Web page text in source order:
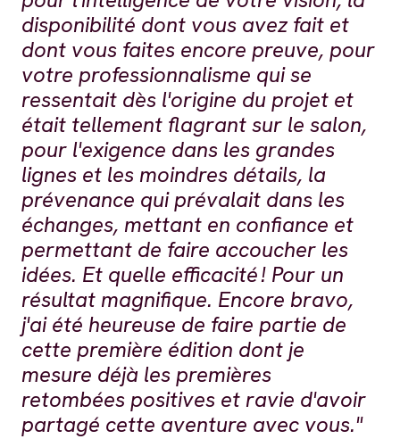
disponibilité dont vous avez fait et
dont vous faites encore preuve, pour
votre professionnalisme qui se
ressentait dès l'origine du projet et
était tellement flagrant sur le salon,
pour l'exigence dans les grandes
lignes et les moindres détails, la
prévenance qui prévalait dans les
échanges, mettant en confiance et
permettant de faire accoucher les
idées. Et quelle efficacité ! Pour un
résultat magnifique. Encore bravo,
j'ai été heureuse de faire partie de
cette première édition dont je
mesure déjà les premières
retombées positives et ravie d'avoir
partagé cette aventure avec vous."